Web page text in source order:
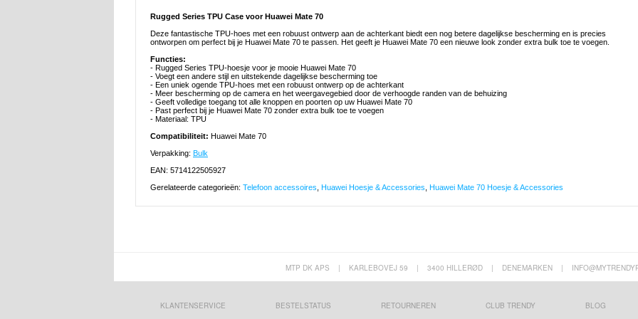
Rugged Series TPU Case voor Huawei Mate 70
Deze fantastische TPU-hoes met een robuust ontwerp aan de achterkant biedt een nog betere dagelijkse bescherming en is precies
ontworpen om perfect bij je Huawei Mate 70 te passen. Het geeft je Huawei Mate 70 een nieuwe look zonder extra bulk toe te voegen.
Functies:
- Rugged Series TPU-hoesje voor je mooie Huawei Mate 70
- Voegt een andere stijl en uitstekende dagelijkse bescherming toe
- Een uniek ogende TPU-hoes met een robuust ontwerp op de achterkant
- Meer bescherming op de camera en het weergavegebied door de verhoogde randen van de behuizing
- Geeft volledige toegang tot alle knoppen en poorten op uw Huawei Mate 70
- Past perfect bij je Huawei Mate 70 zonder extra bulk toe te voegen
- Materiaal: TPU
Compatibiliteit: Huawei Mate 70
Verpakking: Bulk
EAN: 5714122505927
Gerelateerde categorieën: Telefoon accessoires Huawei Hoesje & Accessories Huawei Mate 70 Hoesje & Accessories
MTP DK APS | KARLEBOVEJ 59 | 3400 HILLERØD | DENEMARKEN |
KLANTENSERVICE BESTELSTATUS RETOURNEREN CLUB TRENDY BLOG